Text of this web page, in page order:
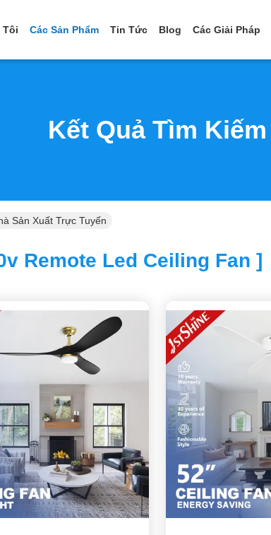
Tôi Các Sản Phẩm Tin Tức Blog Các Giải Pháp
Kết Quả Tìm Kiếm
Sản Xuất Trực Tuyến
Remote Led Ceiling Fan ]